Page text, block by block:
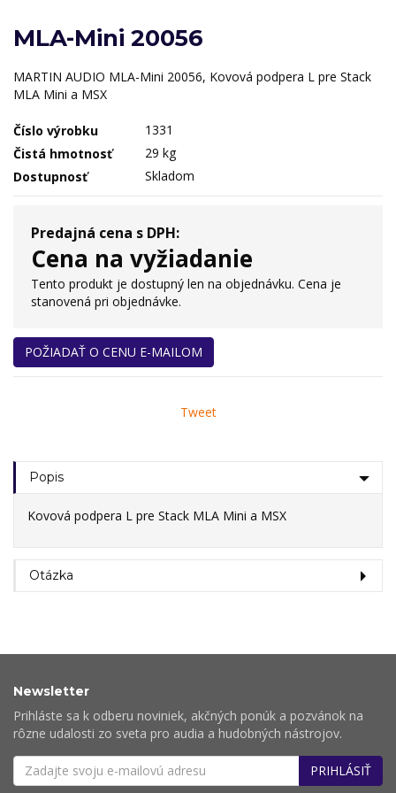
MLA-Mini 20056
MARTIN AUDIO MLA-Mini 20056, Kovová podpera L pre Stack
MLA Mini a MSX
Číslo výrobku
1331
Čistá hmotnosť
29 kg
Dostupnosť
Skladom
Predajná cena s DPH:
Cena na vyžiadanie
Tento produkt je dostupný len na objednávku. Cena je
stanovená pri objednávke.
POŽIADAŤ O CENU E-MAILOM
Tweet
Popis
Kovová podpera L pre Stack MLA Mini a MSX
Otázka
Newsletter
Prihláste sa k odberu noviniek, akčných ponúk a pozvánok na
rôzne udalosti zo sveta pro audia a hudobných nástrojov.
PRIHLÁSIŤ